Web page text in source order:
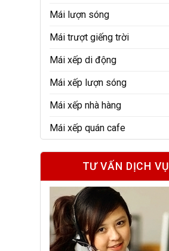
Mái lượn sóng
Mái trượt giếng trời
Mái xếp di động
Mái xếp lượn sóng
Mái xếp nhà hàng
Mái xếp quán cafe
TƯ VẤN DỊCH VỤ